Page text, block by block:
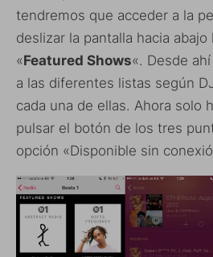
tendremos que acceder a la
deslizar la pantalla hacia abajo
«Featured Shows«. Desde
a las diferentes listas según
cada una de ellas. Ahora solo
pulsar el botón de los tres
opción «Disponible sin